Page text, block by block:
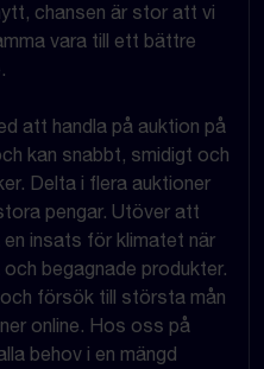
chansen är stor att vi
vara till ett bättre
att handla på auktion på
kan snabbt, smidigt och
Delta i flera auktioner
pengar. Utöver att
insats för klimatet när
begagnade produkter.
försök till största mån
online. Hos oss på
behov i en mängd